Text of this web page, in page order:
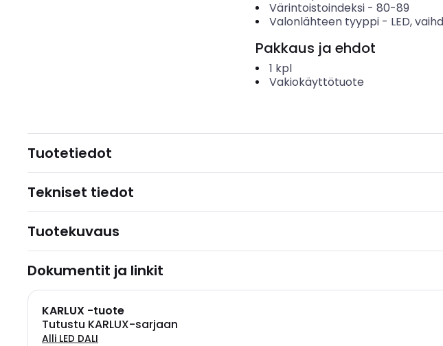
Värintoistoindeksi- 80-89
Valonlähteen tyyppi- LED,
Pakkaus ja ehdot
1 kpl
Vakiokäyttötuote
Tuotetiedot
Tekniset tiedot
Tuotekuvaus
Dokumentit ja linkit
KARLUX -tuote
Tutustu KARLUX-sarjaan
Alli LED DALI